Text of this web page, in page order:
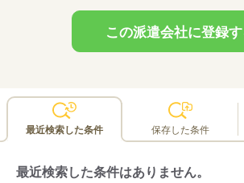
内容・所要時間
ご相談→お仕事紹介
5月28日（土）10時～14時
この派遣会社に登録
最近検索した条件 保存した条件
最近検索した条件はありません。